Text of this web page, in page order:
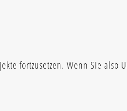
fortzusetzen. Wenn Sie also